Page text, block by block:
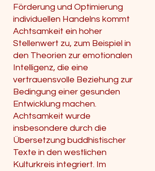
Förderung und Optimierung
individuellen Handelns kommt
Achtsamkeit ein hoher
Stellenwert zu, zum Beispiel in
den Theorien zur emotionalen
Intelligenz, die eine
vertrauensvolle Beziehung zur
Bedingung einer gesunden
Entwicklung machen.
Achtsamkeit wurde
insbesondere durch die
Übersetzung buddhistischer
Texte in den westlichen
Kulturkreis integriert. Im